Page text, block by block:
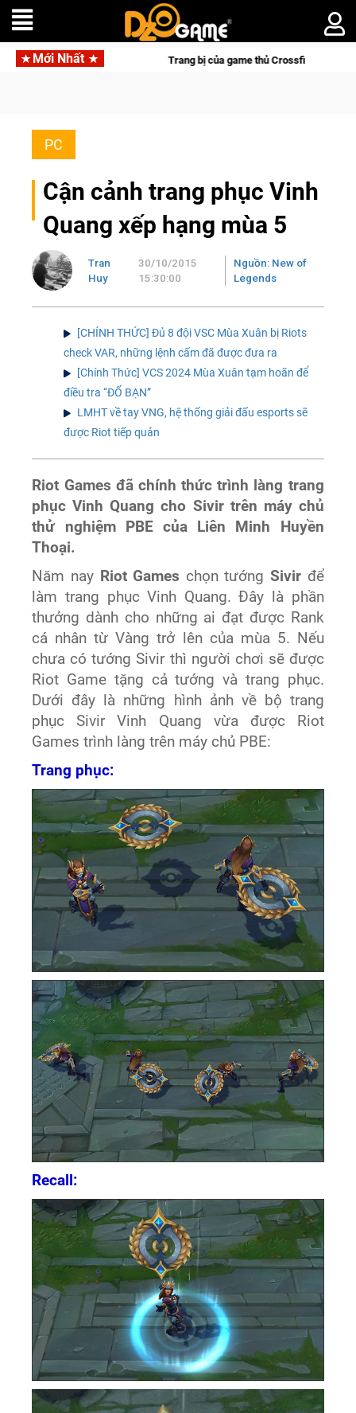
Mới Nhất
Trang bị của game thủ Crossfire sẽ lộng lẫy ánh đèn với Kho Báu
PC
Cận cảnh trang phục Vinh
Quang xếp hạng mùa 5
Tran
Huy
30/10/2015
15:30:00
Nguồn: New of
Legends
[CHÍNH THỨC] Đủ 8 đội VSC Mùa Xuân bị Riots
check VAR, những lệnh cấm đã được đưa ra
[Chính Thức] VCS 2024 Mùa Xuân tạm hoãn để
điều tra “ĐỐ BẠN”
LMHT về tay VNG, hệ thống giải đấu esports sẽ
được Riot tiếp quản
Riot Games đã chính thức trình làng trang
phục Vinh Quang cho Sivir trên máy chủ
thử nghiệm PBE của Liên Minh Huyền
Thoại.
Năm nay Riot Games chọn tướngSivir để
làm trang phục Vinh Quang. Đây là phần
thưởng dành cho những ai đạt được Rank
cá nhân từ Vàng trở lên của mùa 5. Nếu
chưa có tướng Sivir thì người chơi sẽ được
Riot Game tặng cả tướng và trang phục.
Dưới đây là những hình ảnh về bộ trang
phục Sivir Vinh Quang vừa được Riot
Games trình làng trên máy chủ PBE:
Trang phục:
Recall: